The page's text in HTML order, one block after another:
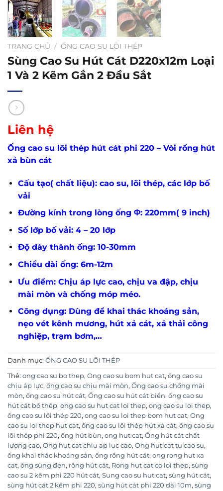
TRANG CHỦ / ỐNG CAO SU LÕI THÉP
Sùng Cao Su Hút Cát D220x12m Loại
1 Và 2 Kẽm Gắn 2 Đầu Sắt
Liên hệ
Ống cao su lõi thép hút cát phi 220 – Vòi rồng hút
xả bùn cát
Cấu tạo( chất liệu): cao su, lõi thép, các lớp bố
vải
Đường kính trong lòng ống Φ: 220mm( 9 inch)
Số lớp bố vải: 4 – 20 lớp
Độ dày thành ống: 10-30mm
Chiều dài ống: 6m-12m
Ưu điểm: Chịu áp lực cao, chịu va đập, chịu
mài mòn và chống móp méo.
Công dụng: Dùng để khai thác khoáng sản,
nẹo vét kênh mương, hút xả cát, xả thải công
nghiệp, trạm bơm,…
Danh mục: ỐNG CAO SU LÕI THÉP
Thẻ: ong cao su bo thep, Ong cao su bom hut cat, ống cao su
chịu áp lực, ống cao su chịu mài mòn, Ống cao su chống mài
mòn, ống cao su hút cát, Ống cao su hút cát biển, ống cao su
hút cát bố thép, ong cao su hut cat loi thep, ong cao su loi thep,
ống cao su lõi thép 220, ong cao su loi thep bom hut cat, Ong
cao su loi thep hut cat, ống cao su lõi thép hút xả cát, ống cao su
lõi thép phi 220, ống hút bùn, ong hut cat, Ống hút cát chất
lượng cao, Ong hut cat chiu ap luc cao, Ong hut cat tu cao su,
ống khai thác khoáng sản, ống rồng hút cát, ong rong hut xa
cat, ống sùng đen, rồng hút cát, Rong hut cat co loi thep, sùng
cao su 2 kẽm phi 220 hút cát, Sung cao su hut cat, sùng hút cát,
sùng hút cát 2 kẽm phi 220, sùng hút cát phi 220 dài 10m, sùng